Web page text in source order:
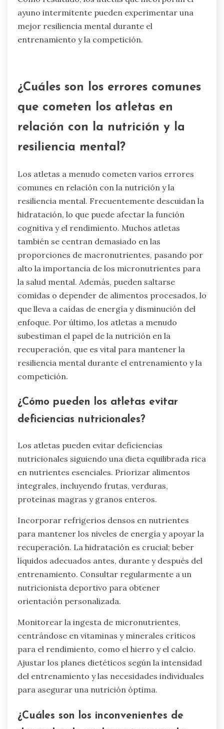
rendimiento general. Los atletas deben beber
agua de manera constante a lo largo del día,
especialmente antes y después de las comidas.
para su rendimiento y recuperación.
rendimiento cognitivo al mejorar el enfoque y la
claridad mental. Los estudios indican que el
ayuno promueve la neurogénesis y reduce el
estrés oxidativo, lo que lleva a una mejor función
cerebral. Además, puede aumentar los niveles del
factor neurotrófico derivado del cerebro
(BDNF), que apoya el aprendizaje y la memoria.
Como resultado, los atletas que incorporan el
ayuno intermitente pueden experimentar una
mejor resiliencia mental durante el
entrenamiento y la competición.
¿Cuáles son los errores comunes
que cometen los atletas en
relación con la nutrición y la
resiliencia mental?
Los atletas a menudo cometen varios errores
comunes en relación con la nutrición y la
resiliencia mental. Frecuentemente descuidan la
hidratación, lo que puede afectar la función
cognitiva y el rendimiento. Muchos atletas
también se centran demasiado en las
alto la importancia de los micronutrientes para
la salud mental. Además, pueden saltarse
comidas o depender de alimentos procesados, lo
que lleva a caídas de energía y disminución del
enfoque. Por último, los atletas a menudo
subestiman el papel de la nutrición en la
recuperación, que es vital para mantener la
resiliencia mental durante el entrenamiento y la